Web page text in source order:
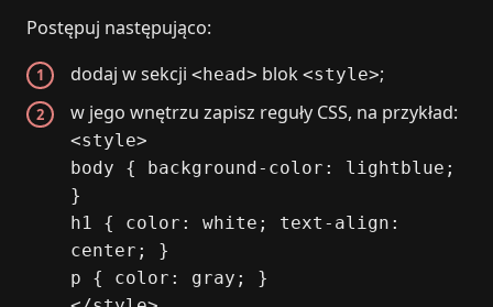
Postępuj następująco:
dodaj w sekcji<head> blok<style>;
w jego wnętrzu zapisz reguły CSS, na przykład:
<style>
body { background-color: lightblue;
}
h1 { color: white; text-align:
center; }
p { color: gray; }